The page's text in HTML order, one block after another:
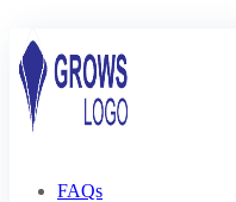
FAQs